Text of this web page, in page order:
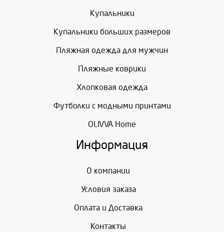
Купальники
Купальники больших размеров
Пляжная одежда для мужчин
Пляжные коврики
Хлопковая одежда
Футболки с модными принтами
OLIVVA Home
Информация
О компании
Условия заказа
Оплата и Доставка
Контакты